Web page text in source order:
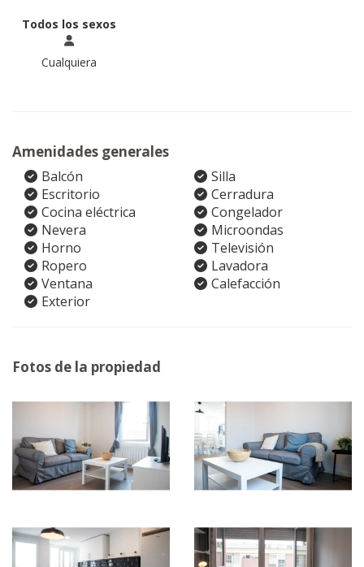
Todos los sexos
Cualquiera
Amenidades generales
Balcón
Silla
Escritorio
Cerradura
Cocina eléctrica
Congelador
Nevera
Microondas
Horno
Televisión
Ropero
Lavadora
Ventana
Calefacción
Exterior
Fotos de la propiedad